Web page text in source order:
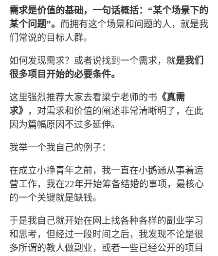
需求是价值的基础，一句话概括：“某个场景下的
某个问题”。 而拥有这个场景和问题的人，就是我
们常说的目标人群。
如何发现需求？或者说找到一个需求，就是我们
很多项目开始的必要条件。
这里强烈推荐大家去看梁宁老师的书 《真需
求》 ，对需求和价值的阐述非常清晰明了，在此
因为篇幅原因不过多延伸。
我举一个我自己的例子：
在成立小挣青年之前，我一直在小鹅通从事着运
营工作，我在22年开始筹备结婚的事项，最核心
的一个关键就是缺钱。
于是我自己就开始在网上找各种各样的副业学习
和思考，但经过一段时间之后，我发现不论是很
多所谓的教人做副业，或者一些已经公开的项目